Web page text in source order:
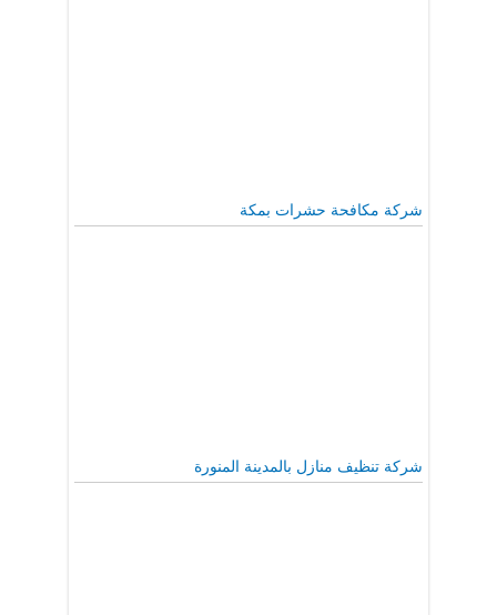
شركة مكافحة حشرات بمكة
شركة تنظيف منازل بالمدينة المنورة